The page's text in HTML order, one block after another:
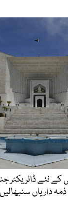
نئے ڈائریکٹر
داریاں